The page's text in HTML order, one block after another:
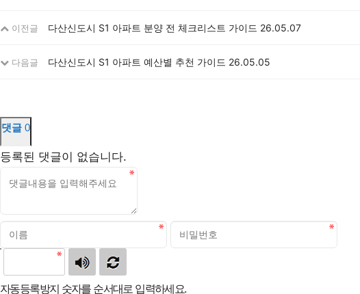
이전글 다산신도시 S1 아파트 분양 전 체크리스트 가이드 26.05.07
다음글 다산신도시 S1 아파트 예산별 추천 가이드 26.05.05
댓글 0
등록된 댓글이 없습니다.
자동등록방지 숫자를 순서대로 입력하세요.